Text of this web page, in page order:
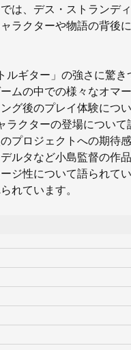
は、デス・ストランデ
ラクターや物語の背後
ギター」の強さに驚
ムの中での様々なオマ
グ後のプレイ体験につ
クターの登場につい
プロジェクトへの期待
ルタなど小島監督の作
ジ性について語られて
れています。